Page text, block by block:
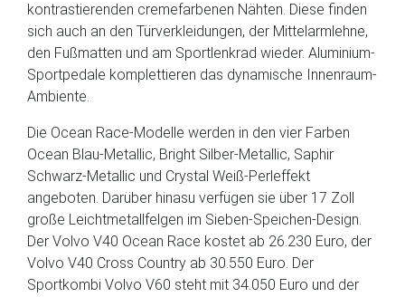
kontrastierenden cremefarbenen Nähten. Diese finden
sich auch an den Türverkleidungen, der Mittelarmlehne,
den Fußmatten und am Sportlenkrad wieder. Aluminium-
Sportpedale komplettieren das dynamische Innenraum-
Ambiente.
Die Ocean Race-Modelle werden in den vier Farben
Ocean Blau-Metallic, Bright Silber-Metallic, Saphir
Schwarz-Metallic und Crystal Weiß-Perleffekt
angeboten. Darüber hinasu verfügen sie über 17 Zoll
große Leichtmetallfelgen im Sieben-Speichen-Design.
Der Volvo V40 Ocean Race kostet ab 26.230 Euro, der
Volvo V40 Cross Country ab 30.550 Euro. Der
Sportkombi Volvo V60 steht mit 34.050 Euro und der